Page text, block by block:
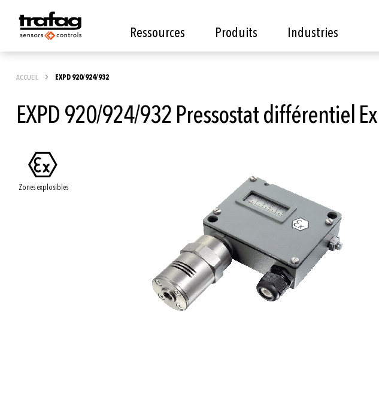
Ressources Produits Industries
ACCUEIL EXPD 920/924/932
EXPD 920/924/932 Pressostat différentiel Ex
Zones explosibles
end